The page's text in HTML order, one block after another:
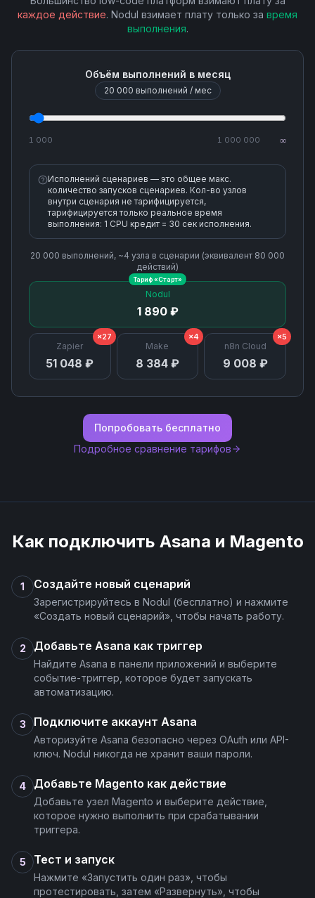
Search Sections
Upload Attachment
каждое действие. Nodul взимает плату только за время
выполнения.
Объём выполнений в месяц
20 000 выполнений / мес
1 000 1 000 000 ∞
Исполнений сценариев — это общее макс.
количество запусков сценариев. Кол-во узлов
внутри сценария не тарифицируется,
тарифицируется только реальное время
выполнения: 1 CPU кредит = 30 сек исполнения.
20 000 выполнений, ~4 узла в сценарии (эквивалент 80 000
действий)
Nodul
1 890 ₽
Тариф «Старт»
Zapier
51 048 ₽
×27
Make
8 384 ₽
×4
n8n Cloud
9 008 ₽
×5
Попробовать бесплатно
Подробное сравнение тарифов
Как подключить Asana и Magento
1 Создайте новый сценарий
Зарегистрируйтесь в Nodul (бесплатно) и нажмите
«Создать новый сценарий», чтобы начать работу.
2 Добавьте Asana как триггер
Найдите Asana в панели приложений и выберите
событие-триггер, которое будет запускать
автоматизацию.
3 Подключите аккаунт Asana
Авторизуйте Asana безопасно через OAuth или API-
ключ. Nodul никогда не хранит ваши пароли.
4 Добавьте Magento как действие
Добавьте узел Magento и выберите действие,
которое нужно выполнить при срабатывании
триггера.
5 Тест и запуск
Нажмите «Запустить один раз», чтобы
протестировать, затем «Развернуть», чтобы